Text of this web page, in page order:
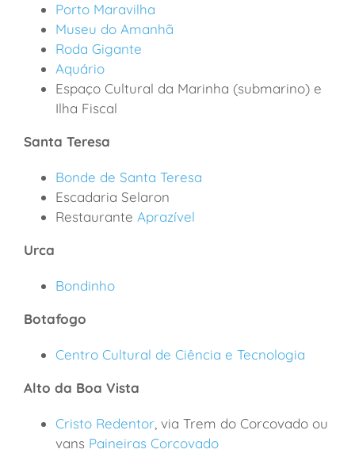
Porto Maravilha
Museu do Amanhã
Roda Gigante
Aquário
Espaço Cultural da Marinha (submarino) e
Ilha Fiscal
Santa Teresa
Bonde de Santa Teresa
Escadaria Selaron
Restaurante Aprazível
Urca
Bondinho
Botafogo
Centro Cultural de Ciência e Tecnologia
Alto da Boa Vista
Cristo Redentor, via Trem do Corcovado ou
vans Paineiras Corcovado